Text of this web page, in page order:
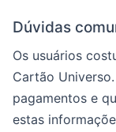
Dúvidas
Os usuários
Cartão
pagamentos e
estas